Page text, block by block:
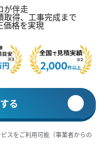
対応 通話料・相談料 無料
が伴走
取得、工事完成まで
価格を実現
る
スをご利用可能（事業者からの